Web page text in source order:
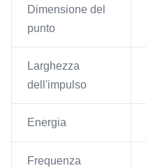
Dimensione del
punto
Larghezza
dell'impulso
Energia
Frequenza